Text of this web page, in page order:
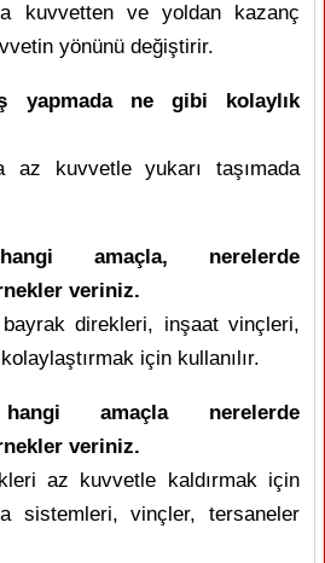
kuvvetten ve yoldan kazanç
yönünü değiştirir.
yapmada ne gibi kolaylık
az kuvvetle yukarı taşımada
amaçla, nerelerde
veriniz.
direkleri, inşaat vinçleri,
için kullanılır.
amaçla nerelerde
veriniz.
az kuvvetle kaldırmak için
sistemleri, vinçler, tersaneler